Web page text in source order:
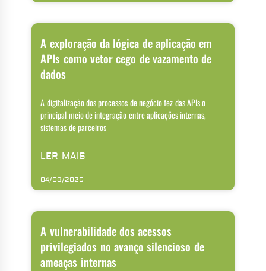
A exploração da lógica de aplicação em
APIs como vetor cego de vazamento de
dados
A digitalização dos processos de negócio fez das APIs o
principal meio de integração entre aplicações internas,
sistemas de parceiros
LER MAIS
04/08/2026
A vulnerabilidade dos acessos
privilegiados no avanço silencioso de
ameaças internas